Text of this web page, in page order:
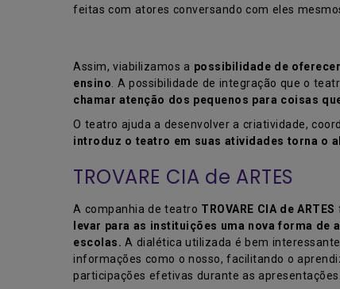
feitas com atores conversando com eles
Assim, viabilizamos a possibilidade de
ensino . A possibilidade de integração que o
chamar atenção dos pequenos para coisas
O teatro ajuda a desenvolver a criatividade,
introduz o teatro em suas atividades torna o
TROVARE CIA de ARTES
A companhia de teatro TROVARE CIA de ARTES
levar para as instituições uma nova forma de
escolas. A dialética utilizada é bem
informações como o nosso, facilitando o
participações efetivas durante as apresentações.